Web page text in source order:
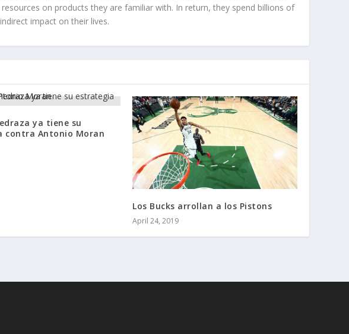
on products they are familiar with. In return, they spend billions of
impact on their lives.
ya tiene su
contra Antonio Moran
Los Bucks arrollan a los Pistons
April 24, 2019